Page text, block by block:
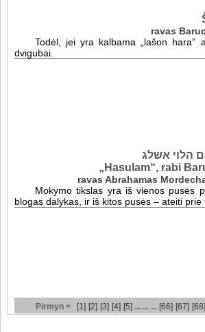
Todėl, jei yra kalbama „lašon hara”
dvigubai.
הלוי אשלג
„Hasulam“, rabi
Mokymo tikslas yra iš vienos pusės
blogas dalykas, ir iš kitos pusės – ateiti
Pirmyn < [1] [2] [3] [4] [5] ... ... ... [66] [67] [68]